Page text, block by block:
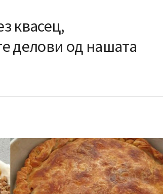
квасец,
делови од нашата